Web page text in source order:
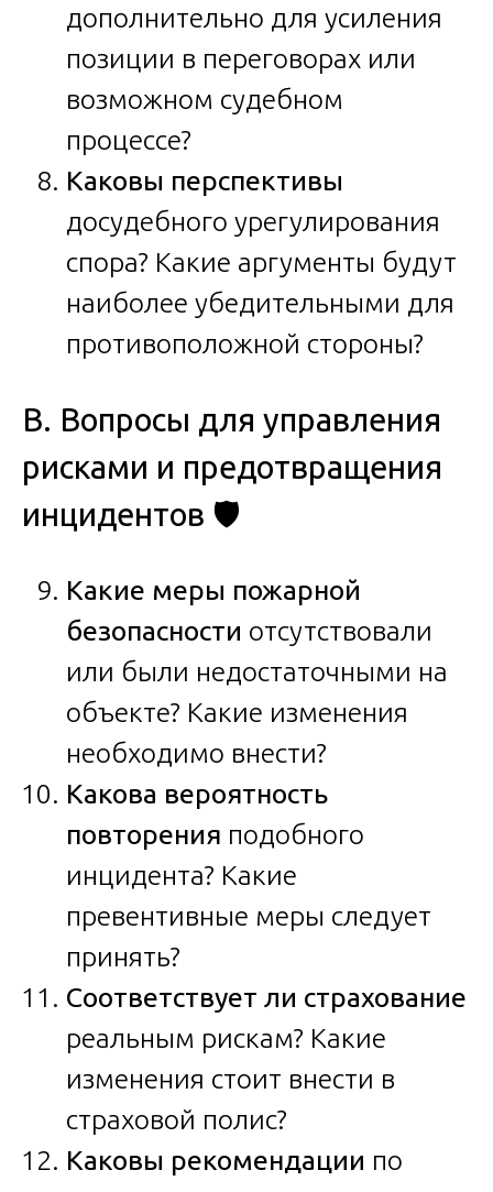
дополнительно для усиления
позиции в переговорах или
возможном судебном
процессе?
Каковы перспективы
досудебного урегулирования
спора? Какие аргументы будут
наиболее убедительными для
противоположной стороны?
В. Вопросы для управления
рисками и предотвращения
инцидентов 🛡️
Какие меры пожарной
безопасности отсутствовали
или были недостаточными на
объекте? Какие изменения
необходимо внести?
Какова вероятность
повторения подобного
инцидента? Какие
превентивные меры следует
принять?
Соответствует ли страхование
реальным рискам? Какие
изменения стоит внести в
страховой полис?
Каковы рекомендации по